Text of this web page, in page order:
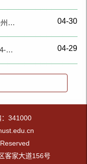
州… 04-30
… 04-29
341000
客家大道156号